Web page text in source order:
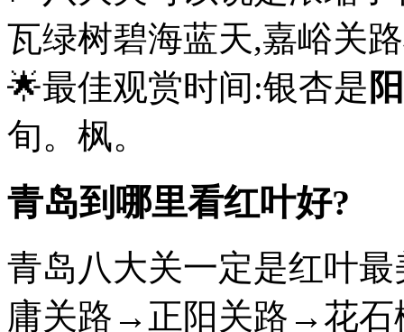
瓦绿树碧海蓝天,嘉峪关
🌟最佳观赏时间:银杏是
旬。枫。
青岛到哪里看红叶好?
青岛八大关一定是红叶
庸关路→正阳关路→花石